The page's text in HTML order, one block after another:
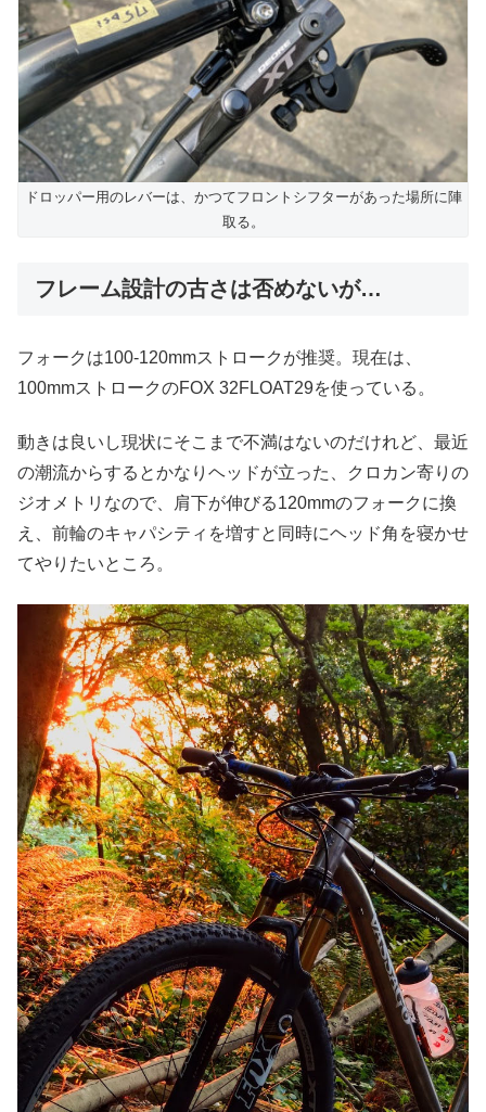
ドロッパー用のレバーは、かつてフロントシフターがあった場所に陣
取る。
フレーム設計の古さは否めないが…
フォークは100-120mmストロークが推奨。現在は、
100mmストロークのFOX 32FLOAT29を使っている。
動きは良いし現状にそこまで不満はないのだけれど、最近
の潮流からするとかなりヘッドが立った、クロカン寄りの
ジオメトリなので、肩下が伸びる120mmのフォークに換
え、前輪のキャパシティを増すと同時にヘッド角を寝かせ
てやりたいところ。